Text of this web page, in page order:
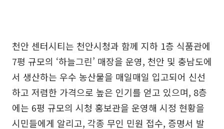
천안 센터시티는 천안시청과 함께 지하 1층 식품관에
7평 규모의 ‘하늘그린’ 매장을 운영, 천안 및 충남도에
서 생산하는 우수 농산물을 매일매일 입고되어 신선
하고 저렴한 가격으로 높은 인기를 얻고 있으며, 8층
에는 6평 규모의 시청 홍보관을 운영해 시정 현황을
시민들에게 알리고, 각종 무인 민원 접수, 증명서 발